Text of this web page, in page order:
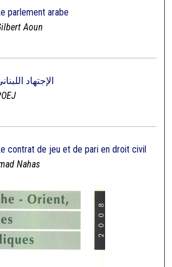
parlement arabe
Aoun
الإجتهاد
contrat de jeu et de pari en droit civil
Nahas